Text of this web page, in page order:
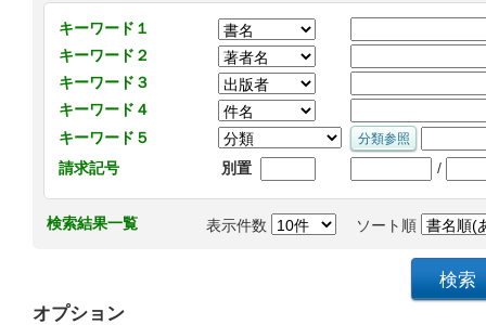
キーワード１
キーワード２
キーワード３
キーワード４
キーワード５
請求記号
別置 /
検索結果一覧 表示件数 ソート順
オプション